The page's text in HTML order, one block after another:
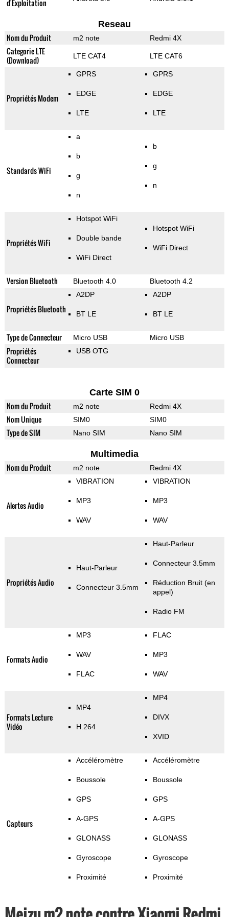
d'Exploitation
Reseau
Nom du Produit m2 note Redmi 4X
Categorie LTE
(Download)
LTE CAT4 LTE CAT6
Propriétés Modem
GPRS
EDGE
LTE
GPRS
EDGE
LTE
Standards WiFi
a
b
g
n
b
g
n
Propriétés WiFi
Hotspot WiFi
Double bande
WiFi Direct
Hotspot WiFi
WiFi Direct
Version Bluetooth Bluetooth 4.0 Bluetooth 4.2
Propriétés Bluetooth
A2DP
BT LE
A2DP
BT LE
Type de Connecteur Micro USB Micro USB
Propriétés
Connecteur
USB OTG
Carte SIM 0
Nom du Produit m2 note Redmi 4X
Nom Unique SIM0 SIM0
Type de SIM Nano SIM Nano SIM
Multimedia
Nom du Produit m2 note Redmi 4X
Alertes Audio
VIBRATION
MP3
WAV
VIBRATION
MP3
WAV
Propriétés Audio
Haut-Parleur
Connecteur 3.5mm
Haut-Parleur
Connecteur 3.5mm
Réduction Bruit (en
appel)
Radio FM
Formats Audio
MP3
WAV
FLAC
FLAC
MP3
WAV
Formats Lecture
Vidéo
MP4
H.264
MP4
DIVX
XVID
Capteurs
Accéléromètre
Boussole
GPS
A-GPS
GLONASS
Gyroscope
Proximité
Accéléromètre
Boussole
GPS
A-GPS
GLONASS
Gyroscope
Proximité